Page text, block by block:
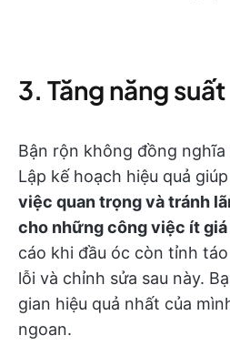
3. Tăng năng suất
Bận rộn không đồng
Lập kế hoạch hiệu quả
việc quan trọng và tránh
cho những công việc ít
cáo khi đầu óc còn tỉnh
lỗi và chỉnh sửa sau này.
gian hiệu quả nhất của
ngoan.